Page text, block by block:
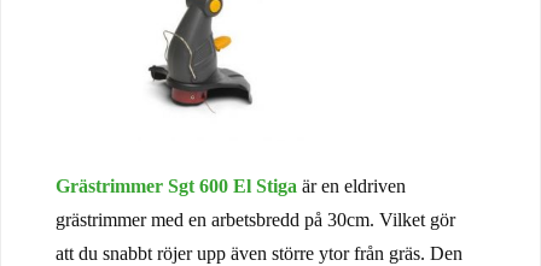
Grästrimmer Sgt 600 El Stiga är en eldriven
grästrimmer med en arbetsbredd på 30cm. Vilket gör
att du snabbt röjer upp även större ytor från gräs. Den